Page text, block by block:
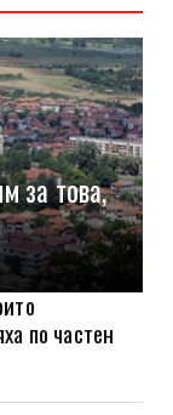
за това,
по частен